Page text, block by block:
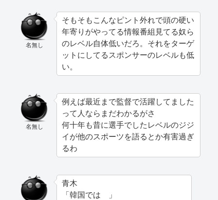
名無し
そもそもこんなピント外れで頭の硬い
年寄りがやってる情報番組見てる奴ら
のレベル自体低いだろ。それをターゲ
ットにしてるスポンサーのレベルも低
い。
名無し
例えば最近まで監督で活躍してました
って人ならまだわかるがさ
何十年も昔に選手でしたレベルのジジ
イが他のスポーツを語るとか有害過ぎ
るわ
青木
「韓国では 」